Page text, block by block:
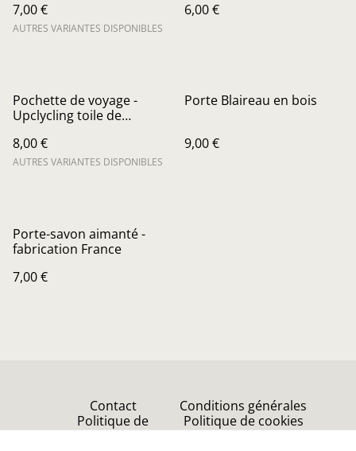
7,00 €
AUTRES VARIANTES DISPONIBLES
6,00 €
Pochette de voyage -
Upclycling toile de
8,00 €
AUTRES VARIANTES DISPONIBLES
Porte Blaireau en bois
9,00 €
Porte-savon aimanté -
fabrication France
7,00 €
Contact
Conditions générales
Politique de
confidentialité
Politique de cookies